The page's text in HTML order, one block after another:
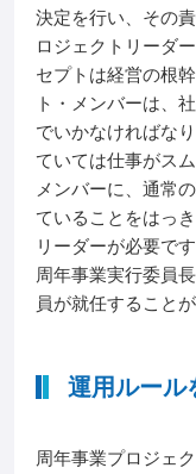
決定を行い、その
ロジェクトリーダ
セプトは経営の根
ト・メンバーは、
でいかなければな
ていては仕事がス
メンバーに、通常
ていることをはっ
リーダーが必要で
周年事業実行委員
員が就任すること
運用ルール
周年事業プロジェ